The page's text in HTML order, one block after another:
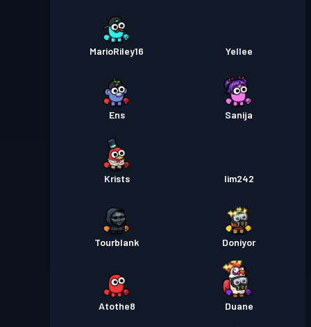
MarioRiley16 Yellee
Ens Sanija
Krists Iim242
Tourblank Doniyor
Atothe8 Duane